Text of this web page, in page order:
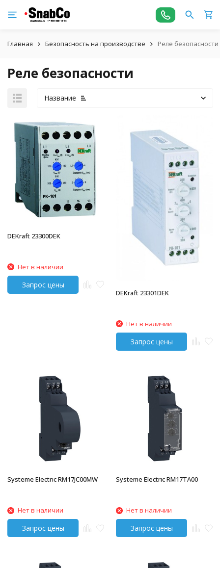
Главная Безопасность на производстве Реле безопасности
Реле безопасности
Название
DEKraft 23300DEK
Нет в наличии
DEKraft 23301DEK
Нет в наличии
Systeme Electric RM17JC00MW
Нет в наличии
Systeme Electric RM17TA00
Нет в наличии